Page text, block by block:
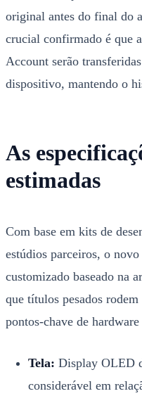
original antes do final do
crucial confirmado é que
Account serão
dispositivo, mantendo o
As
estimadas
Com base em kits de
estúdios parceiros, o
customizado baseado na
que títulos pesados
pontos-chave de
Tela: Display OLED
considerável em